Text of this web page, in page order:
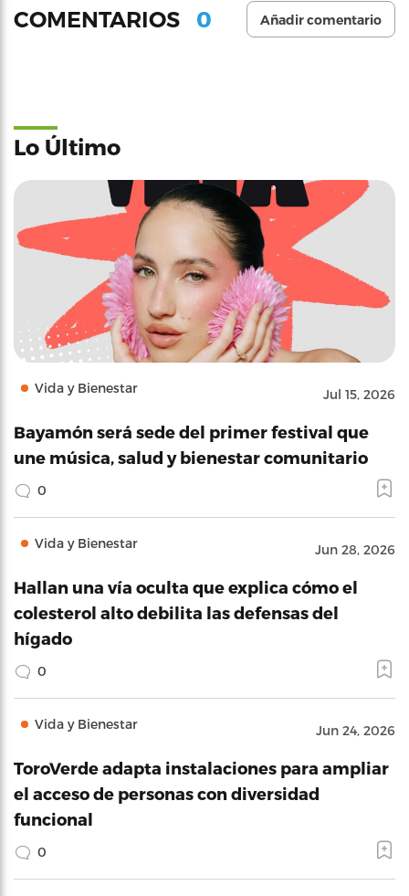
COMENTARIOS 0 Añadir comentario
Lo Último
Vida y Bienestar Jul 15, 2026
Bayamón será sede del primer festival que
une música, salud y bienestar comunitario
0
Vida y Bienestar Jun 28, 2026
Hallan una vía oculta que explica cómo el
colesterol alto debilita las defensas del
hígado
0
Vida y Bienestar Jun 24, 2026
ToroVerde adapta instalaciones para ampliar
el acceso de personas con diversidad
funcional
0